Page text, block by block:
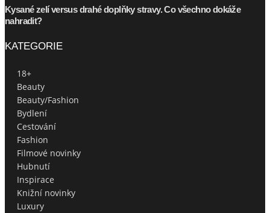
Kysané zelí versus drahé doplňky stravy. Co všechno dokáže
nahradit?
KATEGORIE
18+
Beauty
Beauty/Fashion
Bydlení
Cestování
Fashion
Filmové novinky
Hubnutí
Inspirace
Knižní novinky
Luxury